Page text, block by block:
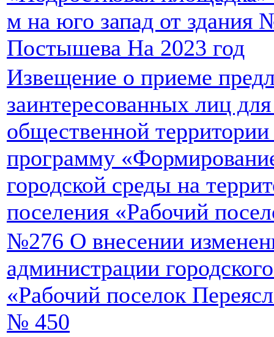
м на юго запад от здания
Постышева На 2023 год
Извещение о приеме
заинтересованных лиц
общественной
программу
городской среды на
поселения «Рабочий
№276 О внесении
администрации
«Рабочий поселок
№ 450